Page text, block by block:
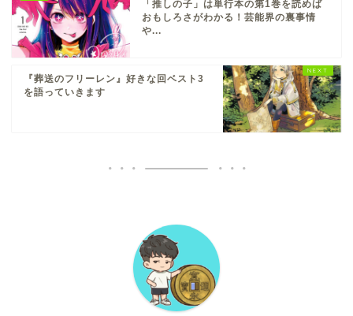
「推しの子」は単行本の第1巻を読めば
おもしろさがわかる！芸能界の裏事情
や...
『葬送のフリーレン』好きな回ベスト3
を語っていきます